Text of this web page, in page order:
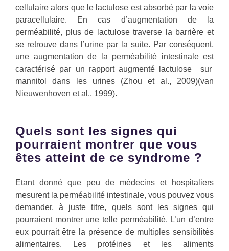
cellulaire alors que le lactulose est absorbé par la voie
paracellulaire. En cas d’augmentation de la
perméabilité, plus de lactulose traverse la barrière et
se retrouve dans l’urine par la suite. Par conséquent,
une augmentation de la perméabilité intestinale est
caractérisé par un rapport augmenté lactulose sur
mannitol dans les urines (Zhou et al., 2009)(van
Nieuwenhoven et al., 1999).
Quels sont les signes qui
pourraient montrer que vous
êtes atteint de ce syndrome ?
Etant donné que peu de médecins et hospitaliers
mesurent la perméabilité intestinale, vous pouvez vous
demander, à juste titre, quels sont les signes qui
pourraient montrer une telle perméabilité. L’un d’entre
eux pourrait être la présence de multiples sensibilités
alimentaires. Les protéines et les aliments